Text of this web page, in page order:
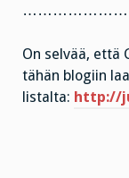
On selvää, että
tähän blogiin
listalta: http://